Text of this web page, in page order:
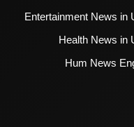
Entertainment News in
Health News in
Hum News